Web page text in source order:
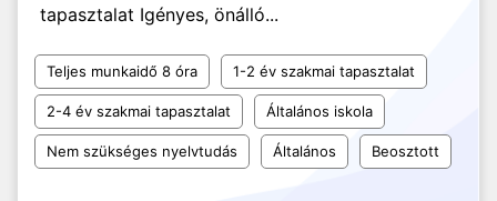
tapasztalat Igényes, önálló...
Teljes munkaidő 8 óra 1-2 év szakmai tapasztalat
2-4 év szakmai tapasztalat Általános iskola
Nem szükséges nyelvtudás Általános Beosztott